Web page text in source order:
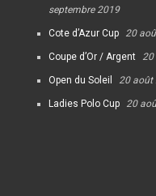
septembre 2019
Cote d’Azur Cup 20
Coupe d’Or / Argent 20
Open du Soleil 20 août
Ladies Polo Cup 20